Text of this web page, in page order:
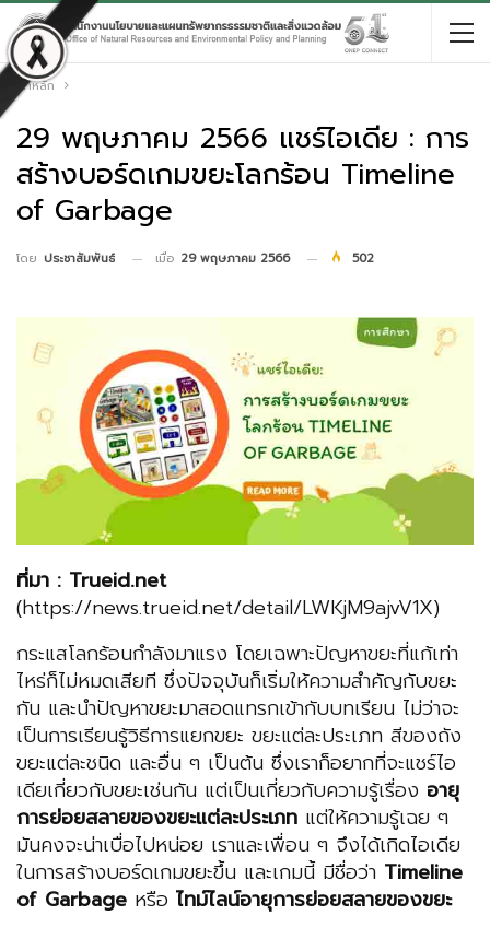
หน้าหลัก
29 พฤษภาคม 2566 แชร์ไอเดีย : การ
สร้างบอร์ดเกมขยะโลกร้อน Timeline
of Garbage
โดย ประชาสัมพันธ์ เมื่อ 29 พฤษภาคม 2566 502
ที่มา : Trueid.net
(https://news.trueid.net/detail/LWKjM9ajvV1X)
กระแสโลกร้อนกำลังมาแรง โดยเฉพาะปัญหาขยะที่แก้เท่า
ไหร่ก็ไม่หมดเสียที ซึ่งปัจจุบันก็เริ่มให้ความสำคัญกับขยะ
กัน และนำปัญหาขยะมาสอดแทรกเข้ากับบทเรียน ไม่ว่าจะ
เป็นการเรียนรู้วิธีการแยกขยะ ขยะแต่ละประเภท สีของถัง
ขยะแต่ละชนิด และอื่น ๆ เป็นต้น ซึ่งเราก็อยากที่จะแชร์ไอ
เดียเกี่ยวกับขยะเช่นกัน แต่เป็นเกี่ยวกับความรู้เรื่อง อายุ
การย่อยสลายของขยะแต่ละประเภท แต่ให้ความรู้เฉย ๆ
มันคงจะน่าเบื่อไปหน่อย เราและเพื่อน ๆ จึงได้เกิดไอเดีย
ในการสร้างบอร์ดเกมขยะขึ้น และเกมนี้ มีชื่อว่า Timeline
of Garbage หรือ ไทม์ไลน์อายุการย่อยสลายของขยะ